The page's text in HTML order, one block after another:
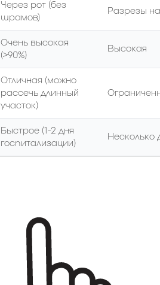
Через рот (без
шрамов)
Разрезы
Очень высокая
(>90%)
Высокая
Отличная (можно
рассечь длинный
участок)
Быстрое (1-2 дня
госпитализации)
Несколько